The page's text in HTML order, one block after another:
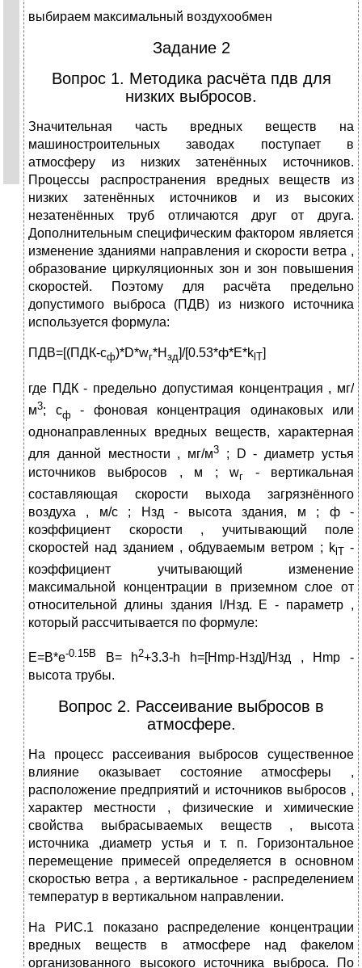
выбираем максимальный воздухообмен
Задание 2
Вопрос 1. Методика расчёта пдв для
низких выбросов.
Значительная часть вредных веществ на
машиностроительных заводах поступает в
атмосферу из низких затенённых источников.
Процессы распространения вредных веществ из
низких затенённых источников и из высоких
незатенённых труб отличаются друг от друга.
Дополнительным специфическим фактором является
изменение зданиями направления и скорости ветра ,
образование циркуляционных зон и зон повышения
скоростей. Поэтому для расчёта предельно
допустимого выброса (ПДВ) из низкого источника
используется формула:
ПДВ=[(ПДК-сф)*D*wг*Н зд ]/[0.53*ф*Е*k lT
где ПДК - предельно допустимая концентрация , мг/
м3; сф - фоновая концентрация одинаковых или
однонаправленных вредных веществ, характерная
для данной местности , мг/м3 ; D - диаметр устья
источников выбросов , м ; wг - вертикальная
составляющая скорости выхода загрязнённого
воздуха , м/с ; Нзд - высота здания, м ; ф -
коэффициент скорости , учитывающий поле
скоростей над зданием , обдуваемым ветром ; klT-
коэффициент учитывающий изменение
максимальной концентрации в приземном слое от
относительной длины здания l/Hзд. Е - параметр ,
который рассчитывается по формуле:
Е=В*e-0.15B B= h2+3.3-h h=[Hmp-Hзд]/Нзд , Нmp -
высота трубы.
Вопрос 2. Рассеивание выбросов в
атмосфере.
На процесс рассеивания выбросов существенное
влияние оказывает состояние атмосферы ,
расположение предприятий и источников выбросов ,
характер местности , физические и химические
свойства выбрасываемых веществ , высота
источника ,диаметр устья и т. п. Горизонтальное
перемещение примесей определяется в основном
скоростью ветра , а вертикальное - распределением
температур в вертикальном направлении.
На РИС.1 показано распределение концентрации
вредных веществ в атмосфере над факелом
организованного высокого источника выброса. По